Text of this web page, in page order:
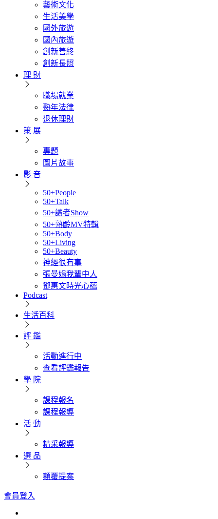
藝術文化
生活美學
國外旅遊
國內旅遊
創新善終
創新長照
理 財
職場就業
熟年法律
退休理財
策 展
專題
圖片故事
影 音
50+People
50+Talk
50+讀者Show
50+熟齡MV特輯
50+Body
50+Living
50+Beauty
神經很有事
張曼娟我輩中人
鄧惠文時光心蘊
Podcast
生活百科
評 鑑
活動進行中
查看評鑑報告
學 院
課程報名
課程報導
活 動
精采報導
選 品
顛覆提案
會員登入